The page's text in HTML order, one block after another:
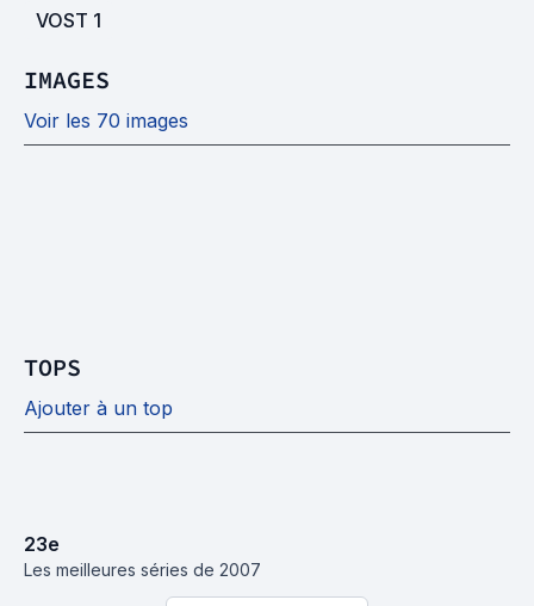
VOST 1
IMAGES
Voir les 70 images
TOPS
Ajouter à un top
23e
Les meilleures séries de 2007